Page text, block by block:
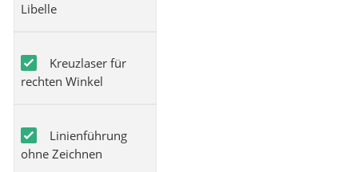
Libelle
Kreuzlaser für
rechten Winkel
Linienführung
ohne Zeichnen